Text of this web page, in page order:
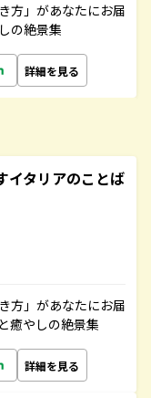
方」があなたにお届
の絶景集
詳細を見る
イタリアのことば
方」があなたにお届
癒やしの絶景集
詳細を見る